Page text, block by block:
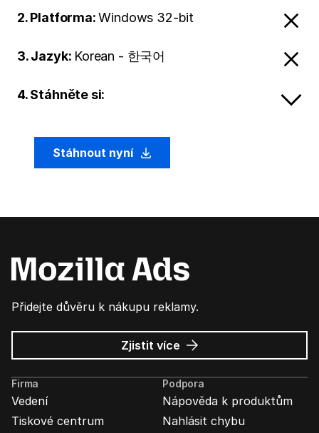
2. Platforma:Windows 32-bit
3. Jazyk: Korean - 한국어
4. Stáhněte si:
Stáhnout nyní
Přidejte důvěru k nákupu reklamy.
Zjistit více o
Mozilla
Ads
Firma
Vedení
Tiskové centrum
Podpora
Nápověda k produktům
Nahlásit chybu